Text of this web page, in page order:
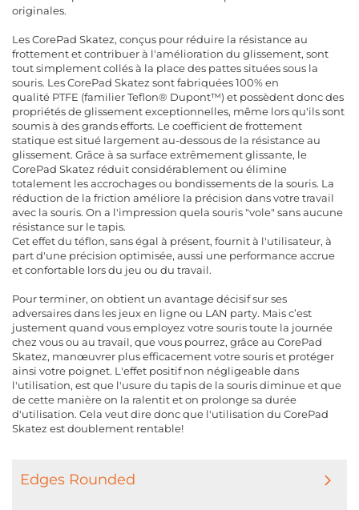
originales.
Les CorePad Skatez, conçus pour réduire la résistance au
frottement et contribuer à l'amélioration du glissement, sont
tout simplement collés à la place des pattes situées sous la
souris. Les CorePad Skatez sont fabriquées 100% en
qualité PTFE (familier Teflon® Dupont™) et possèdent donc des
propriétés de glissement exceptionnelles, même lors qu'ils sont
soumis à des grands efforts. Le coefficient de frottement
statique est situé largement au-dessous de la résistance au
glissement. Grâce à sa surface extrêmement glissante, le
CorePad Skatez réduit considérablement ou élimine
totalement les accrochages ou bondissements de la souris. La
réduction de la friction améliore la précision dans votre travail
avec la souris. On a l'impression quela souris "vole" sans aucune
résistance sur le tapis.
Cet effet du téflon, sans égal à présent, fournit à l'utilisateur, à
part d'une précision optimisée, aussi une performance accrue
et confortable lors du jeu ou du travail.
Pour terminer, on obtient un avantage décisif sur ses
adversaires dans les jeux en ligne ou LAN party. Mais c’est
justement quand vous employez votre souris toute la journée
chez vous ou au travail, que vous pourrez, grâce au CorePad
Skatez, manœuvrer plus efficacement votre souris et protéger
ainsi votre poignet. L'effet positif non négligeable dans
l'utilisation, est que l'usure du tapis de la souris diminue et que
de cette manière on la ralentit et on prolonge sa durée
d'utilisation. Cela veut dire donc que l'utilisation du CorePad
Skatez est doublement rentable!
Edges Rounded